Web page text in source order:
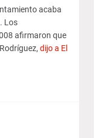
acaba
Los
afirmaron que
dijo a El